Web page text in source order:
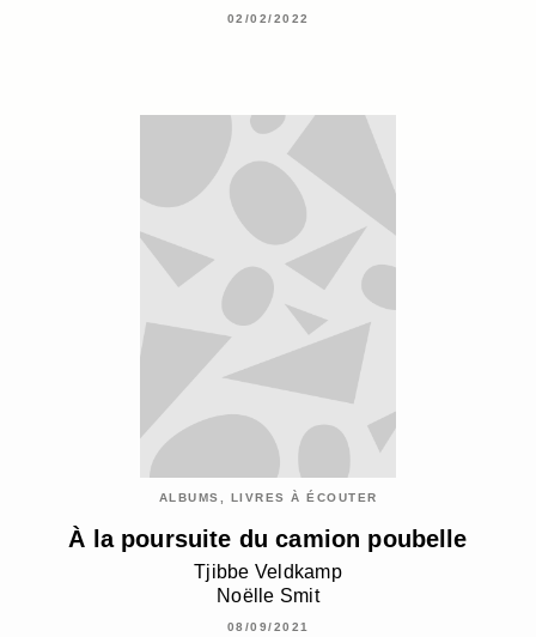
02/02/2022
ALBUMS, LIVRES À ÉCOUTER
À la poursuite du camion poubelle
Tjibbe Veldkamp
Noëlle Smit
08/09/2021